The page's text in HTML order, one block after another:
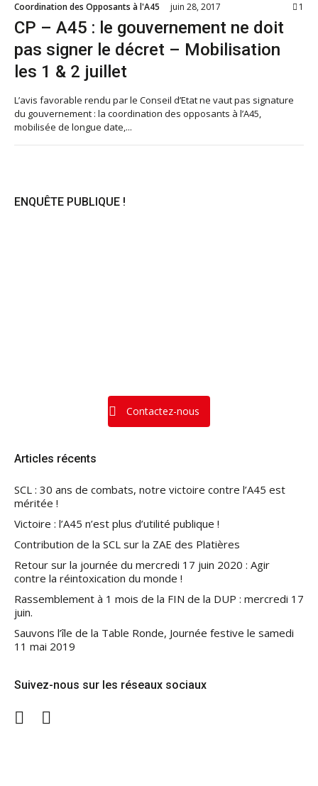
Coordination des Opposants à l'A45 juin 28, 2017 1
CP – A45 : le gouvernement ne doit
pas signer le décret – Mobilisation
les 1 & 2 juillet
L’avis favorable rendu par le Conseil d’Etat ne vaut pas signature
du gouvernement : la coordination des opposants à l’A45,
mobilisée de longue date,...
ENQUÊTE PUBLIQUE !
Contactez-nous
Articles récents
SCL : 30 ans de combats, notre victoire contre l’A45 est
méritée !
Victoire : l’A45 n’est plus d’utilité publique !
Contribution de la SCL sur la ZAE des Platières
Retour sur la journée du mercredi 17 juin 2020 : Agir
contre la réintoxication du monde !
Rassemblement à 1 mois de la FIN de la DUP : mercredi 17
juin.
Sauvons l’île de la Table Ronde, Journée festive le samedi
11 mai 2019
Suivez-nous sur les réseaux sociaux
Twitter